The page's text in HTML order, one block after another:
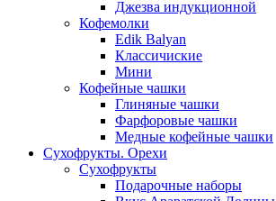
Джезва индукционной
Кофемолки
Edik Balyan
Классичиские
Мини
Кофейные чашки
Глиняные чашки
Фарфоровые чашки
Медные кофейные чашки
Сухофрукты. Орехи
Сухофрукты
Подарочные наборы